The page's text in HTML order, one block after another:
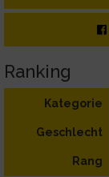
Ranking
Kategorie
Geschlecht
Rang